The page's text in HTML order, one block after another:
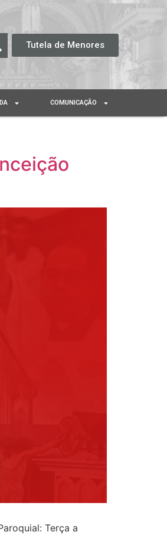
Tutela de Menores
COMUNICAÇÃO
Terça a